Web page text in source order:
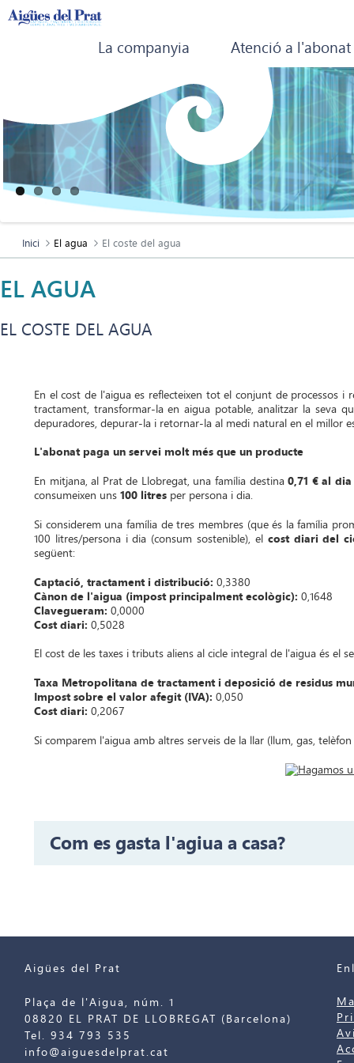
La companyia Atenció a l'abonat
Inici El agua El coste del agua
EL AGUA
EL COSTE DEL AGUA
En el cost de l'aigua es reflecteixen tot el conjunt de processos i
tractament, transformar-la en aigua potable, analitzar la seva
depuradores, depurar-la i retornar-la al medi natural en el millor
L'abonat paga un servei molt més que un producte
En mitjana, al Prat de Llobregat, una família destina0,71 € al dia
consumeixen uns 100 litres per persona i dia.
Si considerem una família de tres membres (que és la família
100 litres/persona i dia (consum sostenible), el cost diari del
següent:
Captació, tractament i distribució: 0,3380
Cànon de l'aigua (impost principalment ecològic): 0,1648
Clavegueram: 0,0000
Cost diari: 0,5028
El cost de les taxes i tributs aliens al cicle integral de l'aigua és el
Taxa Metropolitana de tractament i deposició de residus
Impost sobre el valor afegit (IVA): 0,050
Cost diari: 0,2067
Si comparem l'aigua amb altres serveis de la llar (llum, gas,
Com es gasta l'agiua a casa?
Aigües del Prat
Plaça de l'Aigua, núm. 1
08820 EL PRAT DE LLOBREGAT (Barcelona)
Tel. 934 793 535
info@aiguesdelprat.cat